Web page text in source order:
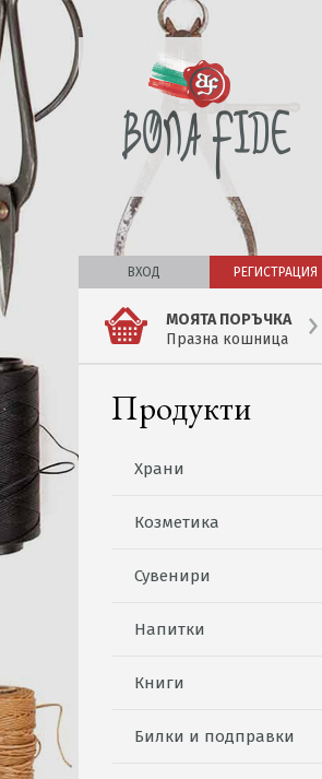
ВХОД РЕГИСТРАЦИЯ
МОЯТА ПОРЪЧКА
Празна кошница
Продукти
Храни
Козметика
Сувенири
Напитки
Книги
Билки и подправки